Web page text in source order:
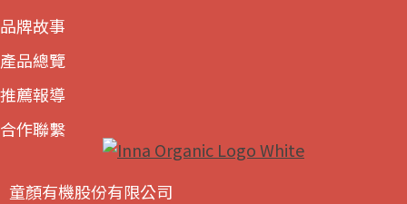
品牌故事
產品總覽
推薦報導
合作聯繫
童顏有機股份有限公司